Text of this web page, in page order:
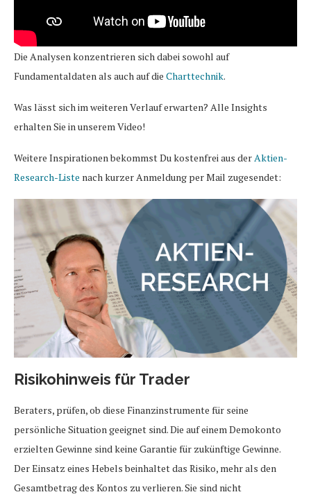
Die Analysen konzentrieren sich dabei sowohl auf
Fundamentaldaten als auch auf die Charttechnik.
Was lässt sich im weiteren Verlauf erwarten? Alle Insights
erhalten Sie in unserem Video!
Weitere Inspirationen bekommst Du kostenfrei aus der Aktien-
Research-Liste nach kurzer Anmeldung per Mail zugesendet:
Risikohinweis für Trader
Beraters, prüfen, ob diese Finanzinstrumente für seine
persönliche Situation geeignet sind. Die auf einem Demokonto
erzielten Gewinne sind keine Garantie für zukünftige Gewinne.
Der Einsatz eines Hebels beinhaltet das Risiko, mehr als den
Gesamtbetrag des Kontos zu verlieren. Sie sind nicht